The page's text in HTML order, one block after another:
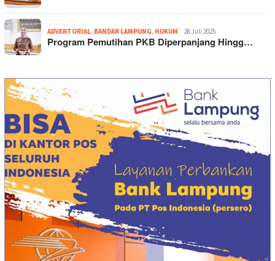
ADVERTORIAL BANDAR LAMPUNG HUKUM 28 Juli 2025
Program Pemutihan PKB Diperpanjang Hingg…